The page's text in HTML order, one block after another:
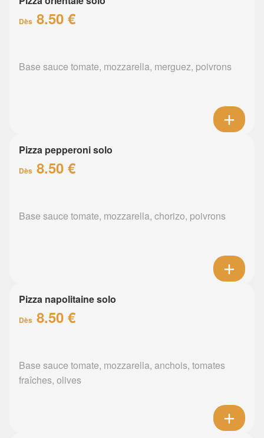
Dès 8.50 €
Base sauce tomate, mozzarella, merguez, poivrons
Pizza pepperoni solo
Dès 8.50 €
Base sauce tomate, mozzarella, chorizo, poivrons
Pizza napolitaine solo
Dès 8.50 €
Base sauce tomate, mozzarella, anchois, tomates
fraîches, olives